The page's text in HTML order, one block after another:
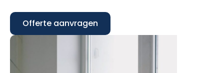
Offerte aanvragen